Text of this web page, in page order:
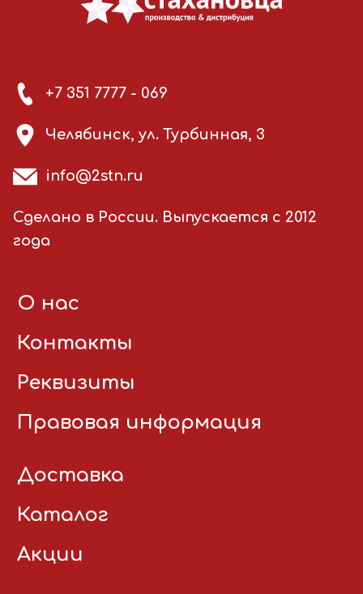
+7 351 7777 - 069
Челябинск, ул. Турбинная, 3
info@2stn.ru
Сделано в России. Выпускается с 2012
года
О нас
Контакты
Реквизиты
Правовая информация
Доставка
Каталог
Акции